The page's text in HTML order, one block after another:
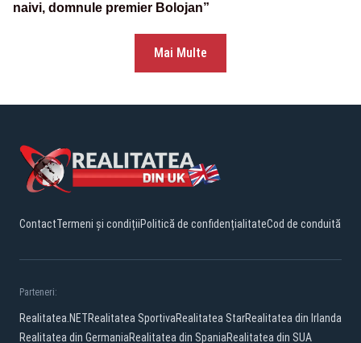
naivi, domnule premier Bolojan”
Mai Multe
ContactTermeni și condițiiPolitică de confidențialitateCod de conduită
Parteneri:
Realitatea.NETRealitatea SportivaRealitatea StarRealitatea din Irlanda
Realitatea din GermaniaRealitatea din SpaniaRealitatea din SUA